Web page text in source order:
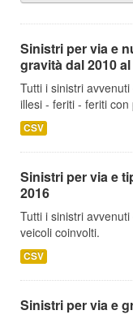
Sinistri per via e
gravità dal 2010
Tutti i sinistri
illesi - feriti - feriti
CSV
Sinistri per via e
2016
Tutti i sinistri
veicoli coinvolti.
CSV
Sinistri per via e